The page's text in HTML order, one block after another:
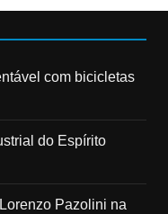
com bicicletas
do Espírito
Pazolini na